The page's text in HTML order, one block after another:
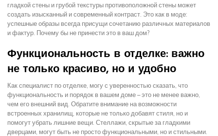
гладкой стены и грубой текстуры противоположной стены может
создать изысканный и современный контраст. Это как в моде:
успешные образы всегда присущи сочетанию различных материалов
и фактур. Почему бы не принести это в ваш дом?
Функциональность в отделке: важно
не только красиво, но и удобно
Как специалист по отделке, могу с уверенностью сказать, что
функциональность и порядок в вашем доме – это не менее важно,
чем его внешний вид. Обратите внимание на возможности
встроенных хранилищ, которые не только добавят стиля, но и
помогут убрать лишние вещи. Стеллажи, скрытые за гладкими
дверцами, могут быть не просто функциональными, но и стильными.